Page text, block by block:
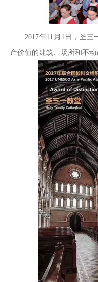
2017年11月1日，圣
产价值的建筑、场所和不动